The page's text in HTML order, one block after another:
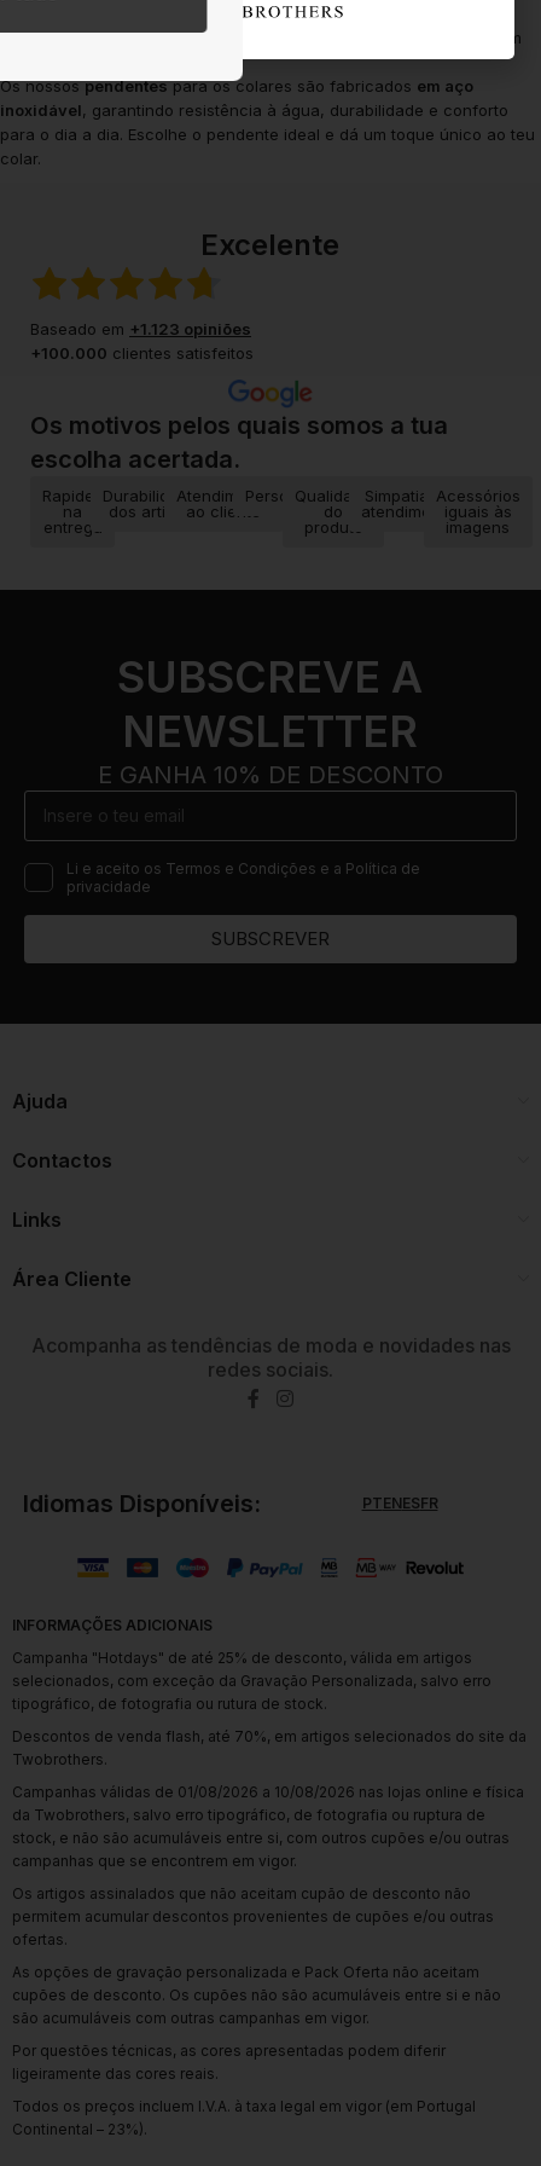
Pendente Dourado– Um toque de sofisticação e luxo, ideal para um
Os nossospendentespara os colares são fabricados em aço
inoxidável, garantindo resistência à água, durabilidade e conforto
para o dia a dia. Escolhe o pendente ideal e dá um toque único ao teu
colar.
Excelente
Baseado em +1.123 opiniões
+100.000 clientes satisfeitos
Os motivos pelos quais somos a tua
escolha acertada.
Rapidez
na
entrega
Durabilidade
dos artigos
Atendimento
ao cliente
Personalização
Qualidade
do
produto
Simpatia no
atendimento
Acessórios
iguais às
imagens
SUBSCREVE A
NEWSLETTER
E GANHA 10% DE DESCONTO
Li e aceito os Termos e Condições e a Política de
privacidade
SUBSCREVER
Ajuda
Contactos
Links
Área Cliente
Acompanha as tendências de moda e novidades nas
redes sociais.
Idiomas Disponíveis: PTENESFR
INFORMAÇÕES ADICIONAIS
Campanha "Hotdays" de até 25% de desconto, válida em artigos
selecionados, com exceção da Gravação Personalizada, salvo erro
tipográfico, de fotografia ou rutura de stock.
Descontos de venda flash, até 70%, em artigos selecionados do site da
Twobrothers.
Campanhas válidas de 01/08/2026 a 10/08/2026 nas lojas online e física
da Twobrothers, salvo erro tipográfico, de fotografia ou ruptura de
stock, e não são acumuláveis entre si, com outros cupões e/ou outras
campanhas que se encontrem em vigor.
Os artigos assinalados que não aceitam cupão de desconto não
permitem acumular descontos provenientes de cupões e/ou outras
ofertas.
As opções de gravação personalizada e Pack Oferta não aceitam
cupões de desconto. Os cupões não são acumuláveis entre si e não
são acumuláveis com outras campanhas em vigor.
Por questões técnicas, as cores apresentadas podem diferir
ligeiramente das cores reais.
Todos os preços incluem I.V.A. à taxa legal em vigor (em Portugal
Continental – 23%).